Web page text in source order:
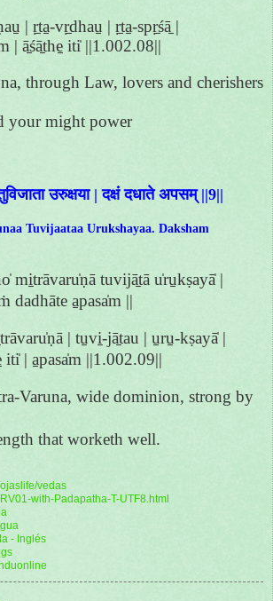
| ṛ̱ta̱-vṛ̱dhau̱ | ṛ̱ta̱-spṛ̱śā̱ |
| ā̱śā̱the̱ iti̍ ||1.002.08||
through Law, lovers and cherishers
your might power
उरुक्षया | दक्षं दधाते अपसम् ||9||
Tuvijaataa Urukshayaa. Daksham
mi̱trāvaru̍ṇā tuvijā̱tā u̍ru̱kṣayā̍ |
dadhāte a̱pasa̍m ||
| tu̱vi̱-jā̱tau | u̱ru̱-kṣayā̍ |
iti̍ | a̱pasa̍m ||1.002.09||
Varuna, wide dominion, strong by
that worketh well.
vedas
with-Padapatha-T-UTF8.html
- Inglés